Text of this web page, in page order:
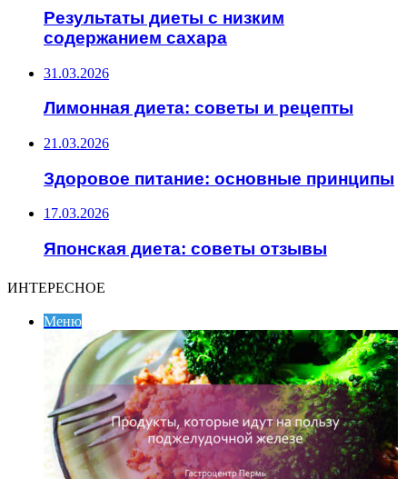
Результаты диеты с низким
содержанием сахара
31.03.2026
Лимонная диета: советы и рецепты
21.03.2026
Здоровое питание: основные принципы
17.03.2026
Японская диета: советы отзывы
ИНТЕРЕСНОЕ
Меню